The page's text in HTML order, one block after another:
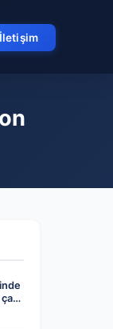
İletişim